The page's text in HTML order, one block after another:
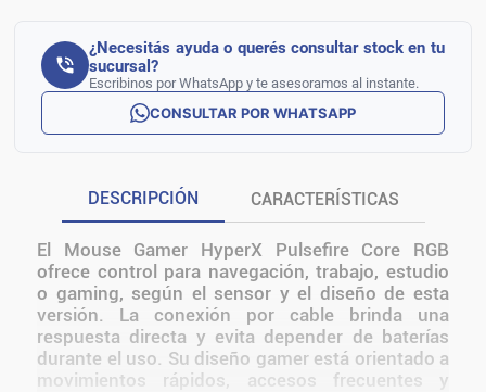
¿Necesitás ayuda o querés consultar stock en tu
sucursal?
Escribinos por WhatsApp y te asesoramos al instante.
CONSULTAR POR WHATSAPP
DESCRIPCIÓN CARACTERÍSTICAS
El Mouse Gamer HyperX Pulsefire Core RGB
ofrece control para navegación, trabajo, estudio
o gaming, según el sensor y el diseño de esta
versión. La conexión por cable brinda una
respuesta directa y evita depender de baterías
durante el uso. Su diseño gamer está orientado a
movimientos rápidos, accesos frecuentes y